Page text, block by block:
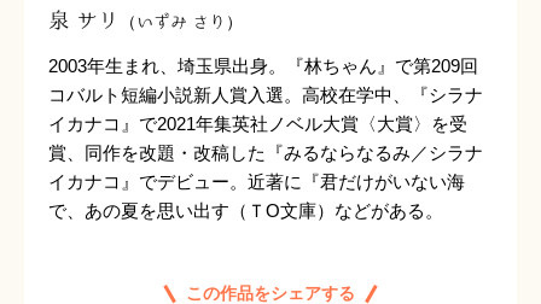
泉 サリ （いずみ さり）
2003年生まれ、埼玉県出身。『林ちゃん』で第209回
コバルト短編小説新人賞入選。高校在学中、『シラナ
イカナコ』で2021年集英社ノベル大賞〈大賞〉を受
賞、同作を改題・改稿した『みるならなるみ／シラナ
イカナコ』でデビュー。近著に『君だけがいない海
で、あの夏を思い出す（ＴО文庫）などがある。
この作品をシェアする